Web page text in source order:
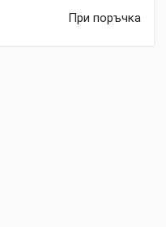
При поръчка